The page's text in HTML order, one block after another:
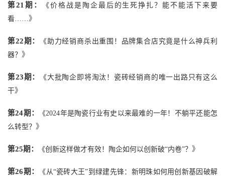
第21期： 《 价格战是陶企最后的生死挣扎？能不能活下来要
看…… 》
第22期： 《 助力经销商杀出重围！品牌集合店究竟是什么神兵利
器？ 》
第23期： 《大批陶企即将淘汰！瓷砖经销商的唯一出路只有这么
干》
第24期： 《2024年是陶瓷行业有史以来最难的一年！不躺平还能怎
么转型？ 》
第25期： 《创新这样做才有效！陶企如何以创新破“内卷”？ 》
第26期： 《 从“瓷砖大王”到绿建先锋：新明珠如何用创新基因破解